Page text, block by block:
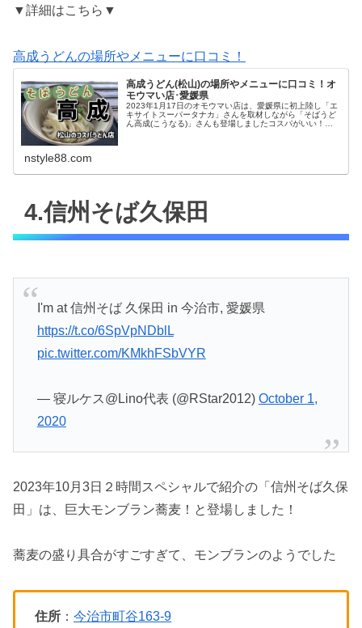
▼詳細はこちら▼
高成うどんの場所やメニューに口コミ！
高成うどん(松山)の場所やメニューに口コミ！オ
モウマい店･愛媛県
2023年1月17日のオモウマい店は、愛媛県に初上陸し「エ
キサイトスーパータナカ」さんを取材しながら「そばうど
ん高成(こうなる)」さんも登場しましたコスパがいい！と
nstyle88.com
4.信州そば久保田
I'm at 信州そば 久保田 in 今治市, 愛媛県
https://t.co/6SpVpNDblL
pic.twitter.com/KMkhFSbVYR
— 寝ルケス@Lino代表 (@RStar2012) October 1,
2020
2023年10月3日２時間スペシャルで紹介の「信州そば久保
田」は、巨大モンブラン蕎麦！と登場しました！
蕎麦の盛り具合がすごすぎて、モンブランのようでした
住所 ： 今治市町谷163-9